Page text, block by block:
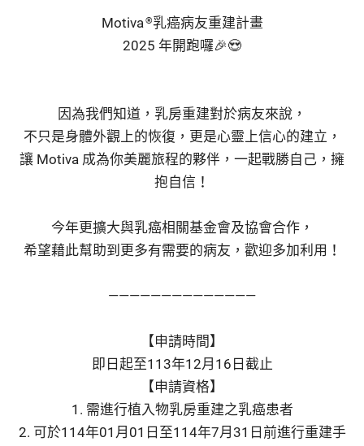
Motiva®乳癌病友重建計畫
2025 年開跑囉🎉😍
因為我們知道，乳房重建對於病友來說，
不只是身體外觀上的恢復，更是心靈上信心的建立，
讓 Motiva 成為你美麗旅程的夥伴，一起戰勝自己，擁
抱自信！
今年更擴大與乳癌相關基金會及協會合作，
希望藉此幫助到更多有需要的病友，歡迎多加利用！
——————————————
【申請時間】
即日起至113年12月16日截止
【申請資格】
1. 需進行植入物乳房重建之乳癌患者
2. 可於114年01月01日至114年7月31日前進行重建手